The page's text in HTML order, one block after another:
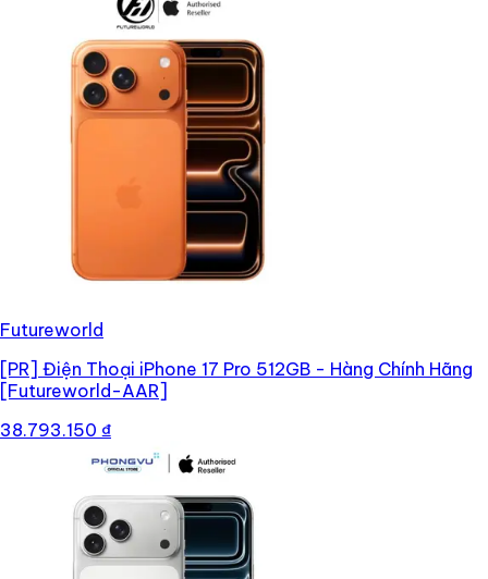
Futureworld
[PR] Điện Thoại iPhone 17 Pro 512GB - Hàng Chính Hãng
[Futureworld-AAR]
38.793.150 ₫